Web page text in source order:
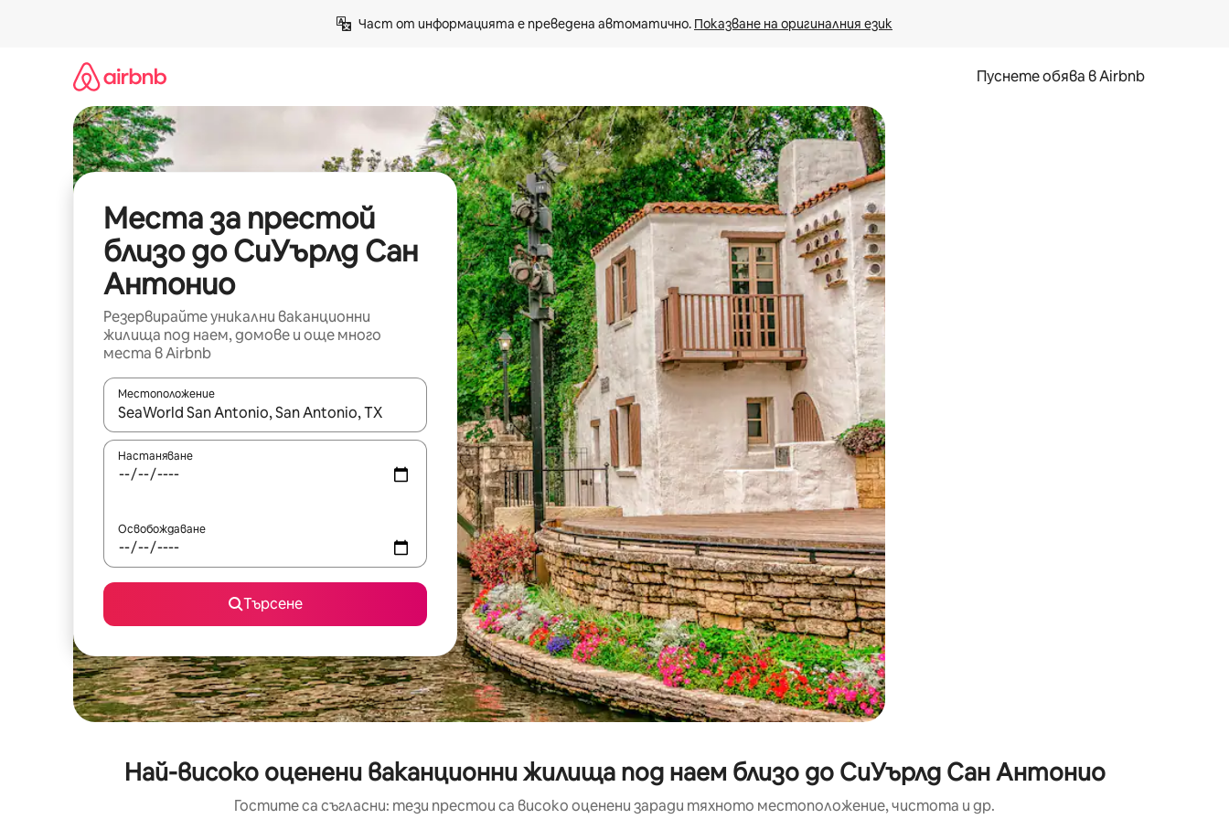
Част от информацията е преведена автоматично. Показване на оригиналния език
Пуснете обява в Airbnb
Места за престой
близо до СиУърлд Сан
Антонио
Резервирайте уникални ваканционни
жилища под наем, домове и още много
места в Airbnb
Местоположение
Когато резултатите се покажат, използвайте клавишите със стрелки нагоре и надолу или навигирайте с докосване или плъзгане.
Настаняване
Освобождаване
Търсене
Най-високо оценени ваканционни жилища под наем близо до СиУърлд Сан Антонио
Гостите са съгласни: тези престои са високо оценени заради тяхното местоположение, чистота и др.